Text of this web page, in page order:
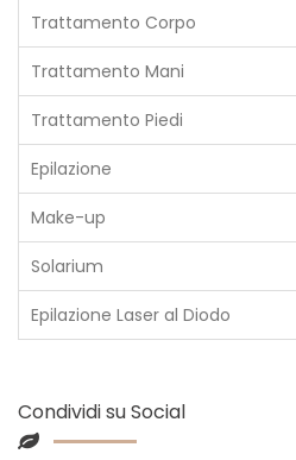
Trattamento Corpo
Trattamento Mani
Trattamento Piedi
Epilazione
Make-up
Solarium
Epilazione Laser al Diodo
Condividi su Social